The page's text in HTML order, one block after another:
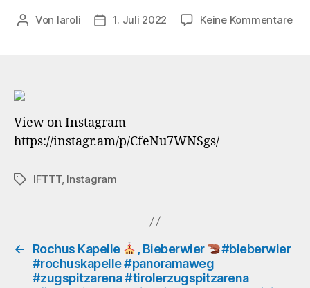
Beitragsautor
Von laroli Veröffentlichungsdatum
1. Juli 2022 Keine Kommentarezu
View on Instagram
https://instagr.am/p/CfeNu7WNSgs/
Schlagwörter
IFTTT, Instagram
← Rochus Kapelle , Bieberwier
#bieberwier
#rochuskapelle #panoramaweg
#zugspitzarena #tirolerzugspitzarena